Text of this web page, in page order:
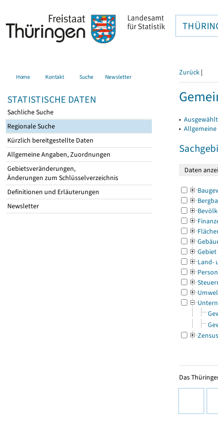
Home Kontakt Suche Newsletter
STATISTISCHE DATEN
Sachliche Suche
Regionale Suche
Kürzlich bereitgestellte Daten
Allgemeine Angaben, Zuordnungen
Gebietsveränderungen,
Änderungen zum Schlüsselverzeichnis
Definitionen und Erläuterungen
Newsletter
Zurück |
▸
▸
Gebiet
Land-
Zensus
Das